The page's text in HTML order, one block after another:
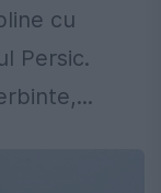
cu
Persic.